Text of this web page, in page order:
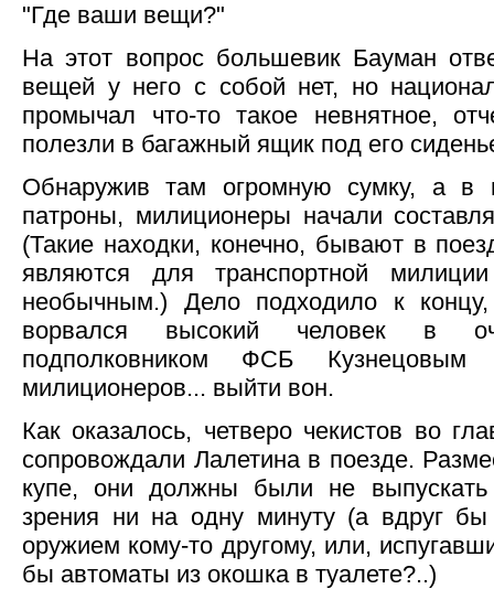
"Где ваши вещи?"
На этот вопрос большевик Бауман
вещей у него с собой нет, но
промычал что-то такое невнятное,
полезли в багажный ящик под его
Обнаружив там огромную сумку, а в
патроны, милиционеры начали
(Такие находки, конечно, бывают в
являются для транспортной
необычным.) Дело подходило к
ворвался высокий человек в
подполковником ФСБ
милиционеров... выйти вон.
Как оказалось, четверо чекистов во
сопровождали Лалетина в поезде.
купе, они должны были не
зрения ни на одну минуту (а вдруг
оружием кому-то другому, или,
бы автоматы из окошка в туалете?..)